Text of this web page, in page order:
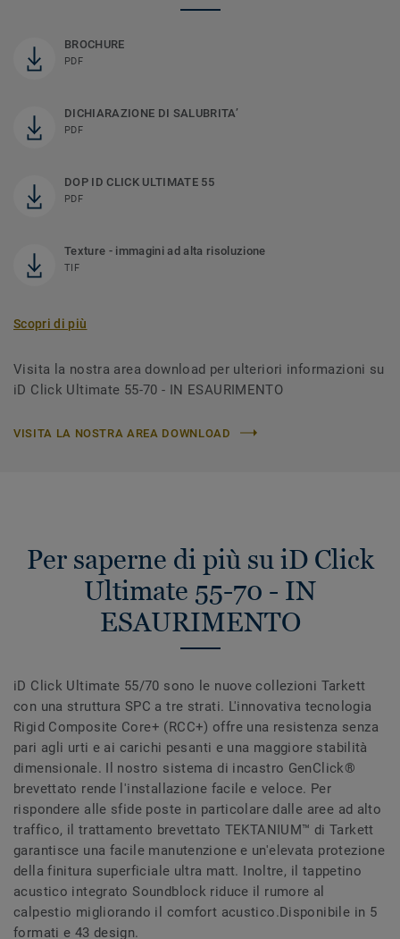
BROCHURE
PDF
DICHIARAZIONE DI SALUBRITA’
PDF
DOP ID CLICK ULTIMATE 55
PDF
Texture - immagini ad alta risoluzione
TIF
Scopri di più
Visita la nostra area download per ulteriori informazioni su
iD Click Ultimate 55-70 - IN ESAURIMENTO
VISITA LA NOSTRA AREA DOWNLOAD
Per saperne di più su iD Click
Ultimate 55-70 - IN
ESAURIMENTO
iD Click Ultimate 55/70 sono le nuove collezioni Tarkett
con una struttura SPC a tre strati. L'innovativa tecnologia
Rigid Composite Core+ (RCC+) offre una resistenza senza
pari agli urti e ai carichi pesanti e una maggiore stabilità
dimensionale. Il nostro sistema di incastro GenClick®
brevettato rende l'installazione facile e veloce. Per
rispondere alle sfide poste in particolare dalle aree ad alto
traffico, il trattamento brevettato TEKTANIUM™ di Tarkett
garantisce una facile manutenzione e un'elevata protezione
della finitura superficiale ultra matt. Inoltre, il tappetino
acustico integrato Soundblock riduce il rumore al
calpestio migliorando il comfort acustico.Disponibile in 5
formati e 43 design.